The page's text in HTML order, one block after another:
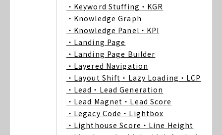
・Keyword Stuffing ・KGR
・Knowledge Graph
・Knowledge Panel ・KPI
・Landing Page
・Landing Page Builder
・Layered Navigation
・Layout Shift ・Lazy Loading ・LCP
・Lead ・Lead Generation
・Lead Magnet ・Lead Score
・Legacy Code ・Lightbox
・Lighthouse Score ・Line Height